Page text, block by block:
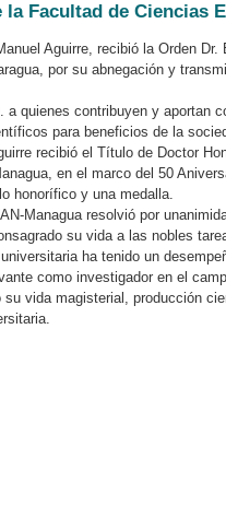
Facultad de Ciencias
Aguirre, recibió la Orden
por su abnegación y
quienes contribuyen y aportan
para beneficios de la
recibió el Título de Doctor
en el marco del 50
honorífico y una medalla.
Managua resolvió por
su vida a las nobles
ha tenido un
como investigador en el
vida magisterial, producción